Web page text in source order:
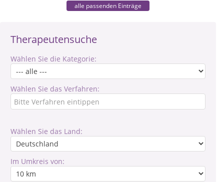
Therapeutensuche
Wählen Sie die Kategorie:
Wählen Sie das Verfahren:
Wählen Sie das Land:
Im Umkreis von:
alle passenden Einträge